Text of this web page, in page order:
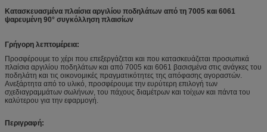
Κατασκευασμένα πλαίσια αργιλίου ποδηλάτων από τη 7005 και 6061
ψαρευμένη 90° συγκόλληση πλαισίων
Γρήγορη λεπτομέρεια:
Προσφέρουμε το χέρι που επεξεργάζεται και που κατασκευάζεται προσωπικά
πλαίσια αργιλίου ποδηλάτων και από 7005 και 6061 βασισμένα στις ανάγκες του
ποδηλάτη και τις οικονομικές πραγματικότητες της απόφασης αγοραστών.
Ανεξάρτητα από το υλικό, προσφέρουμε την ευρύτερη επιλογή των
σχεδιαγραμμάτων σωλήνων, του πάχους διαμέτρων και τοίχων και πάντα του
καλύτερου για την εφαρμογή.
Περιγραφή: